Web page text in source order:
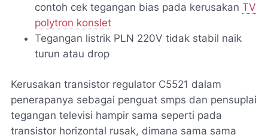
contoh cek tegangan bias pada kerusakan TV
polytron konslet
Tegangan listrik PLN 220V tidak stabil naik
turun atau drop
Kerusakan transistor regulator C5521 dalam
penerapanya sebagai penguat smps dan pensuplai
tegangan televisi hampir sama seperti pada
transistor horizontal rusak, dimana sama sama